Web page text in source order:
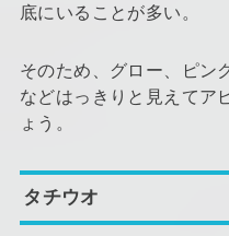
底にいることが多い。
そのため、グロー、ピン
などはっきりと見えてア
ょう。
タチウオ